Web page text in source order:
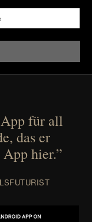
App für all
das er
hier.”